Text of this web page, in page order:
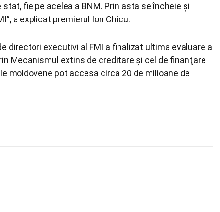
fie pe acelea a BNM. Prin asta se încheie și
a explicat premierul Ion Chicu.
directori executivi al FMI a finalizat ultima evaluare a
Mecanismul extins de creditare şi cel de finanţare
moldovene pot accesa circa 20 de milioane de